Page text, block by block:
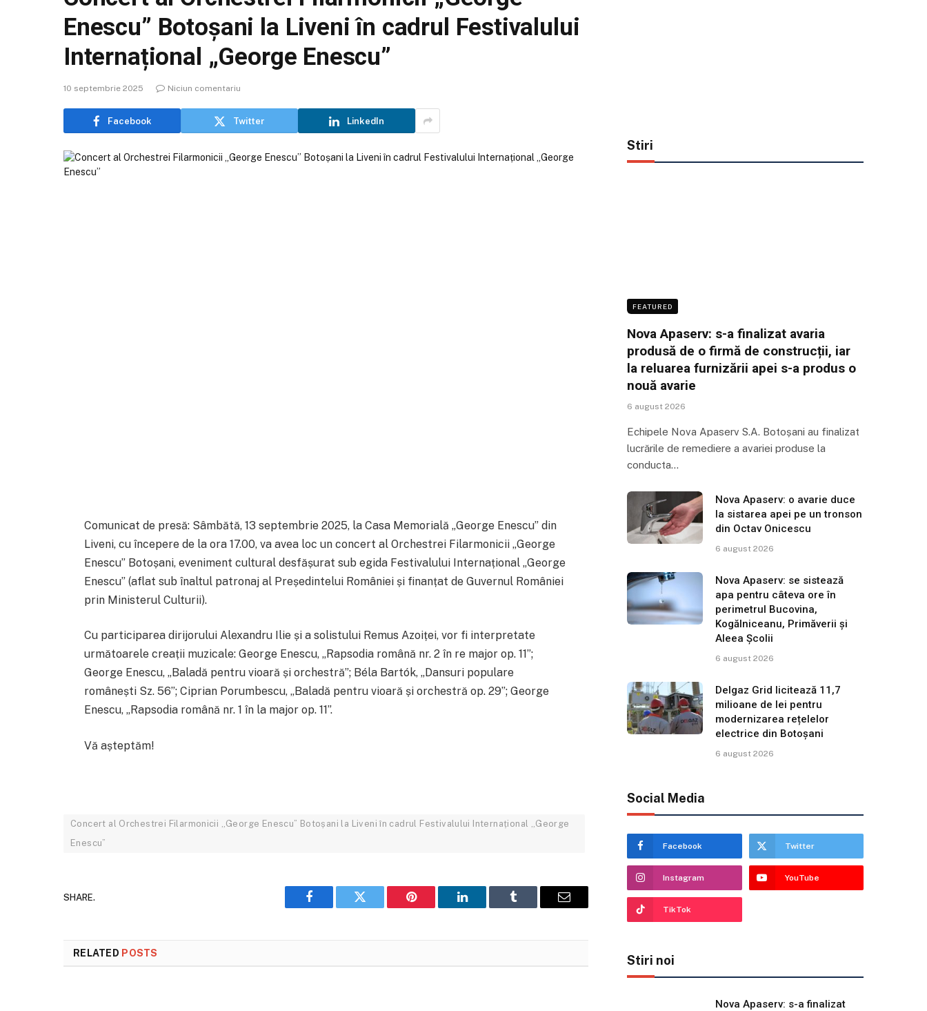
Enescu” Botoșani la Liveni în cadrul Festivalului
Internațional „George Enescu”
10 septembrie 2025 Niciun comentariu
Facebook Twitter LinkedIn
Comunicat de presă: Sâmbătă, 13 septembrie 2025, la Casa Memorială „George Enescu” din
Liveni, cu începere de la ora 17.00, va avea loc un concert al Orchestrei Filarmonicii „George
Enescu” Botoșani, eveniment cultural desfășurat sub egida Festivalului Internațional „George
Enescu” (aflat sub înaltul patronaj al Președintelui României și finanțat de Guvernul României
prin Ministerul Culturii).
Cu participarea dirijorului Alexandru Ilie și a solistului Remus Azoiței, vor fi interpretate
următoarele creații muzicale: George Enescu, „Rapsodia română nr. 2 în re major op. 11”;
George Enescu, „Baladă pentru vioară și orchestră”; Béla Bartók, „Dansuri populare
românești Sz. 56”; Ciprian Porumbescu, „Baladă pentru vioară și orchestră op. 29”; George
Enescu, „Rapsodia română nr. 1 în la major op. 11”.
Vă așteptăm!
Concert al Orchestrei Filarmonicii „George Enescu” Botoșani la Liveni în cadrul Festivalului Internațional „George
Enescu”
SHARE.
Facebook Twitter Pinterest LinkedIn Tumblr Email
RELATED POSTS
Stiri
FEATURED
Nova Apaserv: s-a finalizat avaria
produsă de o firmă de construcții, iar
la reluarea furnizării apei s-a produs o
nouă avarie
6 august 2026
Echipele Nova Apaserv S.A. Botoșani au finalizat
lucrările de remediere a avariei produse la
conducta…
Nova Apaserv: o avarie duce
la sistarea apei pe un tronson
din Octav Onicescu
6 august 2026
Nova Apaserv: se sistează
apa pentru câteva ore în
perimetrul Bucovina,
Kogălniceanu, Primăverii și
Aleea Școlii
6 august 2026
Delgaz Grid licitează 11,7
milioane de lei pentru
modernizarea rețelelor
electrice din Botoșani
6 august 2026
Social Media
Facebook Twitter
Instagram YouTube
TikTok
Stiri noi
Nova Apaserv: s-a finalizat